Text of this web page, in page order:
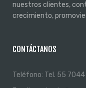
nuestros clientes,
crecimiento,
CONTÁCTANOS
Teléfono: Tel. 55